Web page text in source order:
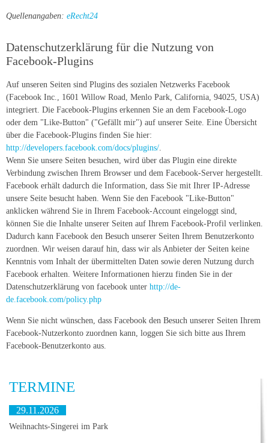
Quellenangaben: eRecht24
Datenschutzerklärung für die Nutzung von
Facebook-Plugins
Auf unseren Seiten sind Plugins des sozialen Netzwerks Facebook
(Facebook Inc., 1601 Willow Road, Menlo Park, California, 94025, USA)
integriert. Die Facebook-Plugins erkennen Sie an dem Facebook-Logo
oder dem "Like-Button" ("Gefällt mir") auf unserer Seite. Eine Übersicht
über die Facebook-Plugins finden Sie hier:
http://developers.facebook.com/docs/plugins/
Wenn Sie unsere Seiten besuchen, wird über das Plugin eine direkte
Verbindung zwischen Ihrem Browser und dem Facebook-Server hergestellt.
Facebook erhält dadurch die Information, dass Sie mit Ihrer IP-Adresse
unsere Seite besucht haben. Wenn Sie den Facebook "Like-Button"
anklicken während Sie in Ihrem Facebook-Account eingeloggt sind,
können Sie die Inhalte unserer Seiten auf Ihrem Facebook-Profil verlinken.
Dadurch kann Facebook den Besuch unserer Seiten Ihrem Benutzerkonto
zuordnen. Wir weisen darauf hin, dass wir als Anbieter der Seiten keine
Kenntnis vom Inhalt der übermittelten Daten sowie deren Nutzung durch
Facebook erhalten. Weitere Informationen hierzu finden Sie in der
Datenschutzerklärung von facebook unter http://de-
de.facebook.com/policy.php
Wenn Sie nicht wünschen, dass Facebook den Besuch unserer Seiten Ihrem
Facebook-Nutzerkonto zuordnen kann, loggen Sie sich bitte aus Ihrem
Facebook-Benutzerkonto aus.
TERMINE
29.11.2026
Weihnachts-Singerei im Park